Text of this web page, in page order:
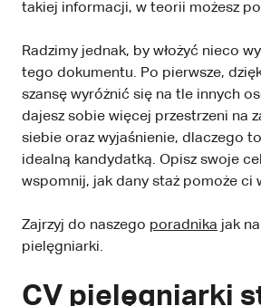
takiej informacji, w teorii możesz
Radzimy jednak, by włożyć nieco
tego dokumentu. Po pierwsze,
szansę wyróżnić się na tle innych
dajesz sobie więcej przestrzeni na
siebie oraz wyjaśnienie, dlaczego
idealną kandydatką. Opisz swoje
wspomnij, jak dany staż pomoże ci
Zajrzyj do naszego poradnika jak
pielęgniarki.
CV pielęgniarki